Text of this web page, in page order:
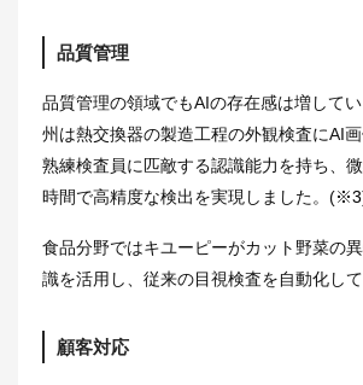
品質管理
品質管理の領域でもAIの存在感は増して
州は熱交換器の製造工程の外観検査にAI画
熟練検査員に匹敵する認識能力を持ち、
時間で高精度な検出を実現しました。(※3
食品分野ではキユーピーがカット野菜の
識を活用し、従来の目視検査を自動化し
顧客対応